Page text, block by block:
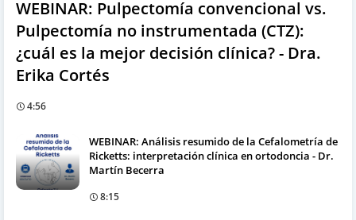
WEBINAR: Pulpectomía convencional vs.
Pulpectomía no instrumentada (CTZ):
¿cuál es la mejor decisión clínica? - Dra.
Erika Cortés
4:56
WEBINAR: Análisis resumido de la Cefalometría de
Ricketts: interpretación clínica en ortodoncia - Dr.
Martín Becerra
8:15